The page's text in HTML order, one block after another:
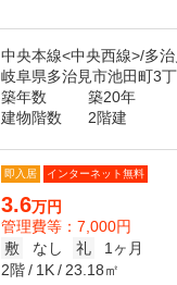
中央本線<中央西線>/多
岐阜県多治見市池田町3丁
築年数
築20年
建物階数
2階建
即入居 インターネット無料
3.6万円
管理費等：7,000円
敷
なし 礼
1ヶ月
2階
1K 23.18㎡